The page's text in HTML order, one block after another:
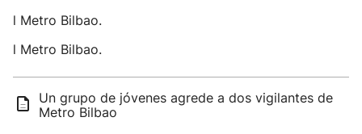
l Metro Bilbao.
l Metro Bilbao.
Un grupo de jóvenes agrede a dos vigilantes de
Metro Bilbao